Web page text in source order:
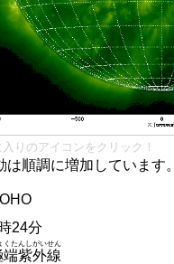
りのアイコンをクリック！
は順調に増加しています。
24分
端紫外線
くたんしがいせん